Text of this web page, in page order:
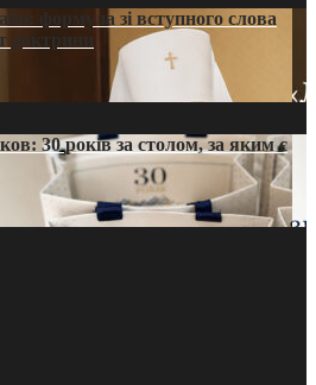
формула зі вступного слова
доктрини
30 років за столом, за яким є